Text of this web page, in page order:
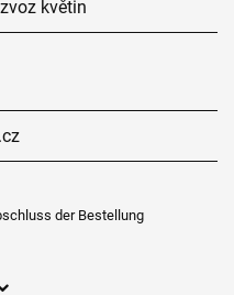
květin
der Bestellung